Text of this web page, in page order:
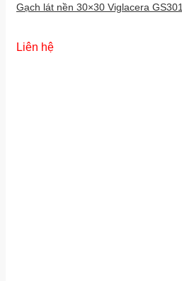
Gạch lát nền 30×30 Viglacera GS301
Liên hệ